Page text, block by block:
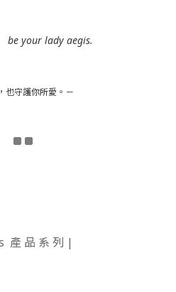
aegis.
也守護你所愛。－
產 品 系 列 |